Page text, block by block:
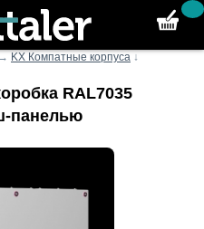
→ KX Компатные корпуса ↓
RAL7035
панелью